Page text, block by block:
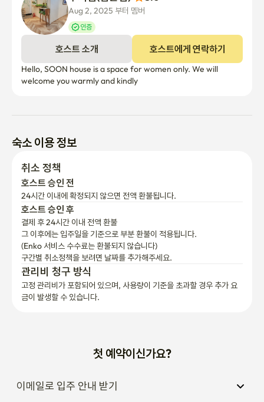
Aug 2, 2025 부터 멤버
인증
호스트 소개 호스트에게 연락하기
Hello, SOON house is a space for women only. We will
welcome you warmly and kindly
숙소 이용 정보
취소 정책
호스트 승인 전
24시간 이내에 확정되지 않으면 전액 환불됩니다.
호스트 승인 후
결제 후 24시간 이내 전액 환불
그 이후에는 입주일을 기준으로 부분 환불이 적용됩니다.
(Enko 서비스 수수료는 환불되지 않습니다)
구간별 취소정책을 보려면 날짜를 추가해주세요.
관리비 청구 방식
고정 관리비가 포함되어 있으며, 사용량이 기준을 초과할 경우 추가 요
금이 발생할 수 있습니다.
첫 예약이신가요?
이메일로 입주 안내 받기